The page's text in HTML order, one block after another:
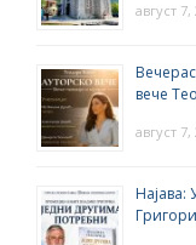
август 7,
вече
август 7,
Најава: